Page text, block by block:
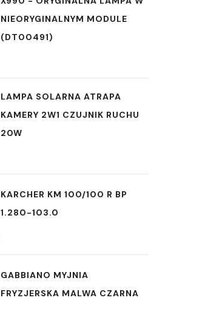
NIEORYGINALNYM MODULE
(DT00491)
LAMPA SOLARNA ATRAPA
KAMERY 2W1 CZUJNIK RUCHU
20W
KARCHER KM 100/100 R BP
1.280-103.0
GABBIANO MYJNIA
FRYZJERSKA MALWA CZARNA